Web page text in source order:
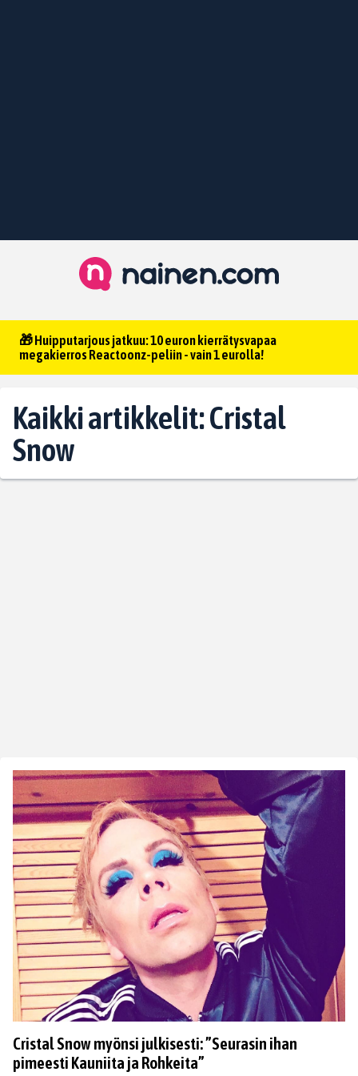
🎁 Huipputarjous jatkuu: 10 euron kierrätysvapaa
megakierros Reactoonz-peliin - vain 1 eurolla!
Kaikki artikkelit: Cristal
Snow
Cristal Snow myönsi julkisesti: ”Seurasin ihan
pimeesti Kauniita ja Rohkeita”